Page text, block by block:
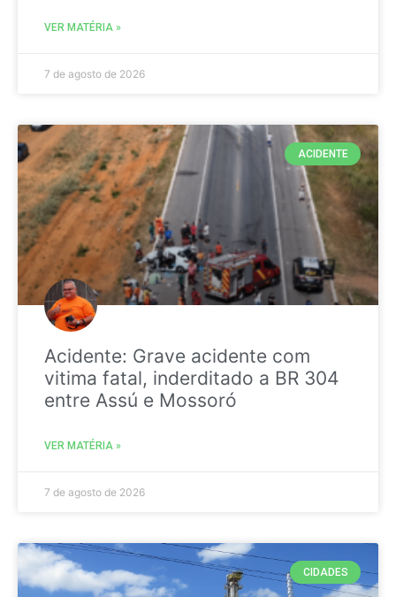
VER MATÉRIA »
7 de agosto de 2026
ACIDENTE
Acidente: Grave acidente com
vitima fatal, inderditado a BR 304
entre Assú e Mossoró
VER MATÉRIA »
7 de agosto de 2026
CIDADES